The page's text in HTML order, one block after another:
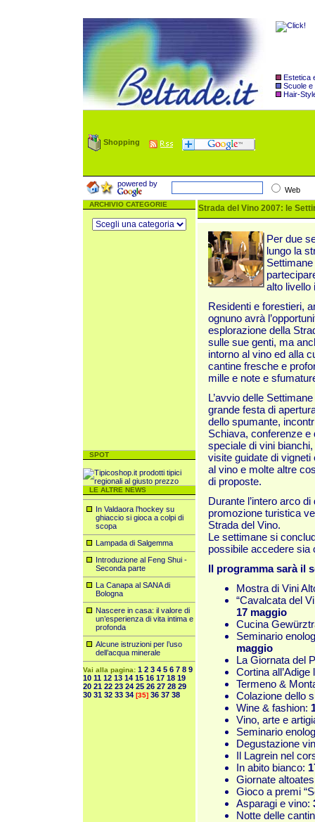
Estetica
Scuole e
Hair-
Shopping
powered by
Web
ARCHIVIO CATEGORIE
SPOT
LE ALTRE NEWS
In Valdaora l’hockey su
ghiaccio si gioca a colpi di
scopa
Lampada di Salgemma
Introduzione al Feng Shui -
Seconda parte
La Canapa al SANA di
Bologna
Nascere in casa: il valore di
un’esperienza di vita intima e
profonda
Alcune istruzioni per l’uso
dell’acqua minerale
Vai alla pagina: 1 2 3 4 5 6 7 8 9
10 11 12 13 14 15 16 17 18 19
20 21 22 23 24 25 26 27 28 29
30 31 32 33 34 [35] 36 37 38
Strada del Vino 2007: le
Per due
lungo la
alto livello
Residenti e forestieri,
ognuno avrà
esplorazione della
sulle sue genti, ma
intorno al vino ed alla
cantine fresche e
mille e note e
L’avvio delle
grande festa di
dello spumante,
Schiava, conferenze e
speciale di vini
visite guidate di
al vino e molte altre
di proposte.
Durante l’intero arco
promozione turistica
Strada del Vino.
Le settimane si
possibile accedere sia
Il programma sarà il
Mostra di Vini
“Cavalcata del
17 maggio
Cucina
Seminario
maggio
La Giornata del
Cortina
Termeno &
Colazione dello
Wine & fashion:
Vino, arte e
Seminario
Degustazione
Il Lagrein nel
In abito bianco:
Giornate
Gioco a premi
Asparagi e vino:
Notte delle